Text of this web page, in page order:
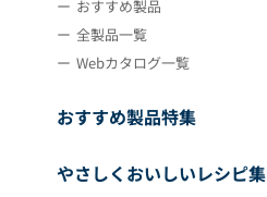
おすすめ製品
全製品一覧
Webカタログ一覧
おすすめ製品特集
やさしくおいしいレシピ集